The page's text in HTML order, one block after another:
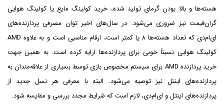
هسته‌ها و بالا بودن گرمای تولید شده، خرید کولینگ مایع یا کولینگ هوایی
گران‌قیمت نیز ضروری می‌شود. در سال‌های اخیر توان مصرفی پردازنده‌های
ای‌ام‌دی که تعداد هسته‌ها ۸ یا کمتر است، ارقام مناسبی است و به علاوه AMD
کولینگ هوایی نسبتاً خوبی برای پردازنده‌ها ارایه کرده است. به همین جهت
خرید پردازنده AMD برای سیستم مخصوص بازی توسط بسیاری از علاقه‌مندان به
پردازنده‌های اینتل نیز توصیه می‌شود. البته با معرفی هر نسل جدید از
پردازنده‌های اینتل و ای‌ام‌دی، لازم است که شرایط مجدد بررسی و مقایسه شود.